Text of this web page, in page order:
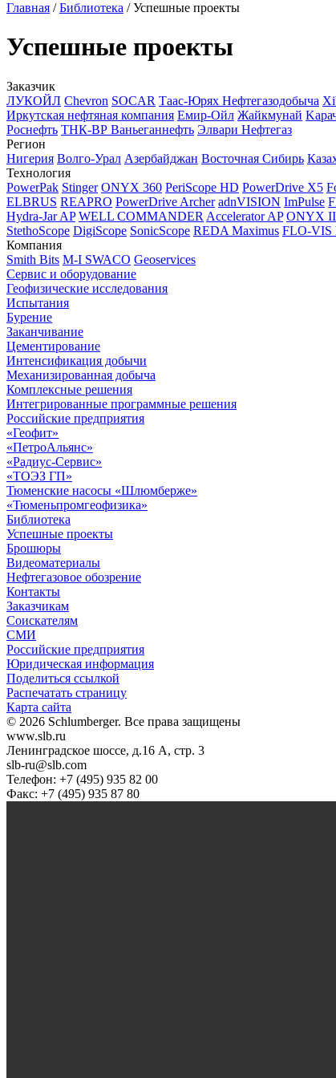
Главная /Библиотека /Успешные проекты
Успешные проекты
Заказчик
ЛУКОЙЛ Chevron SOCAR Таас-Юрях Нефтегазодобыча
Иркутская нефтяная компания Емир-Ойл Жайкмунай
Роснефть ТНК-ВР Ваньеганнефть Элвари Нефтегаз
Регион
Нигерия Волго-Урал Азербайджан Восточная Сибирь
Технология
PowerPak Stinger ONYX 360 PeriScope HD PowerDrive X5
ELBRUS REAPRO PowerDrive Archer adnVISION ImPulse
Hydra-Jar AP WELL COMMANDER Accelerator AP ONYX II
StethoScope DigiScope SonicScope REDA Maximus FLO-VIS
Компания
Smith Bits M-I SWACO Geoservices
Сервис и оборудование
Геофизические исследования
Испытания
Бурение
Заканчивание
Цементирование
Интенсификация добычи
Механизированная добыча
Комплексные решения
Интегрированные программные решения
Российские предприятия
«Геофит»
«ПетроАльянс»
«Радиус-Сервис»
«ТОЭЗ ГП»
Тюменские насосы «Шлюмберже»
«Тюменьпромгеофизика»
Библиотека
Успешные проекты
Брошюры
Видеоматериалы
Нефтегазовое обозрение
Контакты
Заказчикам
Соискателям
СМИ
Российские предприятия
Юридическая информация
Поделиться ссылкой
Распечатать страницу
Карта сайта
© 2026 Schlumberger. Все права защищены
www.slb.ru
Ленинградское шоссе, д.16 А, стр. 3
slb-ru@slb.com
Телефон: +7 (495) 935 82 00
Факс: +7 (495) 935 87 80